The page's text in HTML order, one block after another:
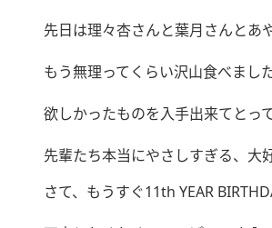
先日は理々杏さんと葉月さんとあ
もう無理ってくらい沢山食べまし
欲しかったものを入手出来てとっ
先輩たち本当にやさしすぎる、大
さて、もうすぐ11th YEAR